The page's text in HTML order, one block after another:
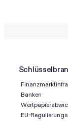
Banken
EU-